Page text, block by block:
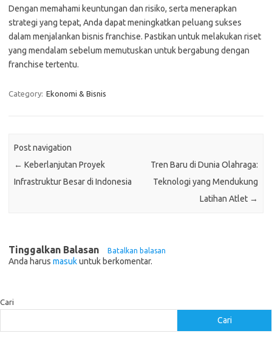
Dengan memahami keuntungan dan risiko, serta menerapkan
strategi yang tepat, Anda dapat meningkatkan peluang sukses
dalam menjalankan bisnis franchise. Pastikan untuk melakukan riset
yang mendalam sebelum memutuskan untuk bergabung dengan
franchise tertentu.
Category: Ekonomi & Bisnis
Post navigation
← Keberlanjutan Proyek
Infrastruktur Besar di Indonesia
Tren Baru di Dunia Olahraga:
Teknologi yang Mendukung
Latihan Atlet →
Tinggalkan Balasan Batalkan balasan
Anda harus masukuntuk berkomentar.
Cari
Cari